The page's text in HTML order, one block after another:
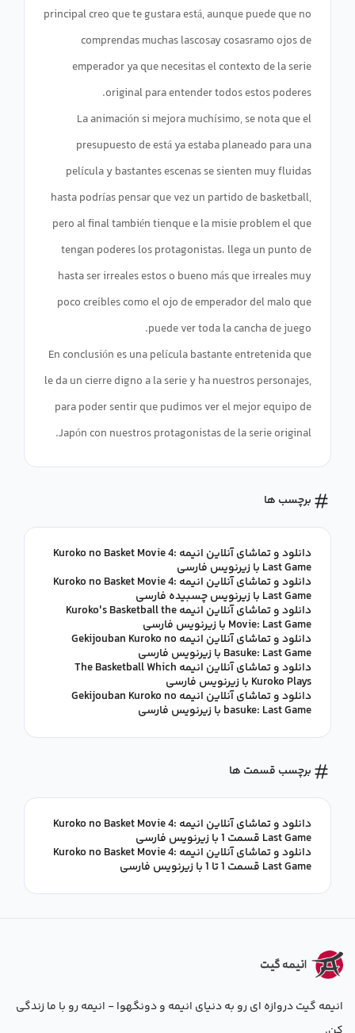
principal creo que te gustara está, aunque puede que no
comprendas muchas lascosay cosasramo ojos de
emperador ya que necesitas el contexto de la serie
La animación si mejora muchísimo, se nota que el
presupuesto de está ya estaba planeado para una
película y bastantes escenas se sienten muy fluidas
hasta podrías pensar que vez un partido de basketball,
pero al final también tienque e la misie problem el que
tengan poderes los protagonistas، llega un punto de
hasta ser irreales estos o bueno más que irreales muy
poco creíbles como el ojo de emperador del malo que
En conclusión es una película bastante entretenida que
le da un cierre digno a la serie y ha nuestros personajes,
para poder sentir que pudimos ver el mejor equipo de
Japón con nuestros protagonistas de la serie original.
برچسب ها
دانلود و تماشای آنلاین انیمه Kuroko no Basket Movie 4:
Last Game با زیرنویس فارسی
دانلود و تماشای آنلاین انیمه Kuroko no Basket Movie 4:
Last Game با زیرنویس چسبیده فارسی
دانلود و تماشای آنلاین انیمه Kuroko's Basketball the
Movie: Last Game با زیرنویس فارسی
دانلود و تماشای آنلاین انیمه Gekijouban Kuroko no
Basuke: Last Game با زیرنویس فارسی
دانلود و تماشای آنلاین انیمه The Basketball Which
Kuroko Plays با زیرنویس فارسی
دانلود و تماشای آنلاین انیمه Gekijouban Kuroko no
basuke: Last Game با زیرنویس فارسی
برچسب قسمت ها
دانلود و تماشای آنلاین انیمه Kuroko no Basket Movie 4:
Last Game قسمت 1 با زیرنویس فارسی
دانلود و تماشای آنلاین انیمه Kuroko no Basket Movie 4:
Last Game قسمت 1 تا 1 با زیرنویس فارسی
انیمه گیت دروازه ای رو به دنیای انیمه و دونگهوا - انیمه رو با ما زندگی